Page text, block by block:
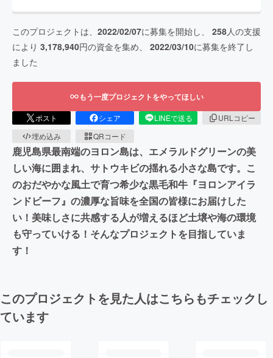
このプロジェクトは、 2022/02/07に募集を開始し、 258人の支援
により 3,178,940円の資金を集め、 2022/03/10に募集を終了し
ました
もう一度プロジェクトをやってほしい
ポスト シェア LINEで送る
URLコピー
埋め込み
QRコード
鹿児島県最南端のヨロン島は、エメラルドグリーンの美
しい海に囲まれ、サトウキビの揺れる小さな島です。こ
のおだやかな風土で育つ希少な黒毛和牛『ヨロンアイラ
ンドビーフ』の濃厚な旨味を全国の皆様にお届けした
い！美味しさに共感する人が増えるほど土壌や海の環境
も守っていける！そんなプロジェクトを目指していま
す！
このプロジェクトを見た人はこちらもチェックし
ています